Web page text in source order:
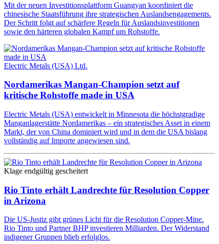
Mit der neuen Investitionsplattform Guangyan koordiniert die
chinesische Staatsführung ihre strategischen Auslandsengagements.
Der Schritt folgt auf schärfere Regeln für Auslandsinvestitionen
sowie den härteren globalen Kampf um Rohstoffe.
Electric Metals (USA) Ltd.
Nordamerikas Mangan-Champion setzt auf
kritische Rohstoffe made in USA
Electric Metals (USA) entwickelt in Minnesota die höchstgradige
Manganlagerstätte Nordamerikas – ein strategisches Asset in einem
Markt, der von China dominiert wird und in dem die USA bislang
vollständig auf Importe angewiesen sind.
Klage endgültig gescheitert
Rio Tinto erhält Landrechte für Resolution Copper
in Arizona
Die US-Justiz gibt grünes Licht für die Resolution Copper-Mine.
Rio Tinto und Partner BHP investieren Milliarden. Der Widerstand
indigener Gruppen blieb erfolglos.